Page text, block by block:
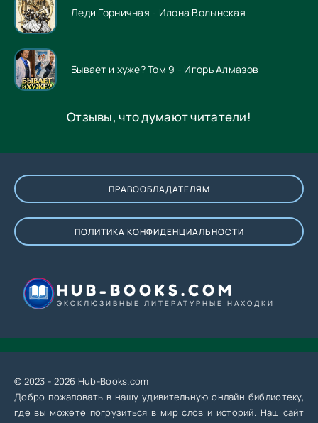
Леди Горничная - Илона Волынская
Бывает и хуже? Том 9 - Игорь Алмазов
Отзывы, что думают читатели!
ПРАВООБЛАДАТЕЛЯМ
ПОЛИТИКА КОНФИДЕНЦИАЛЬНОСТИ
HUB-BOOKS.COM
ЭКСКЛЮЗИВНЫЕ ЛИТЕРАТУРНЫЕ НАХОДКИ
© 2023 - 2026 Hub-Books.com
Добро пожаловать в нашу удивительную онлайн библиотеку,
где вы можете погрузиться в мир слов и историй. Наш сайт